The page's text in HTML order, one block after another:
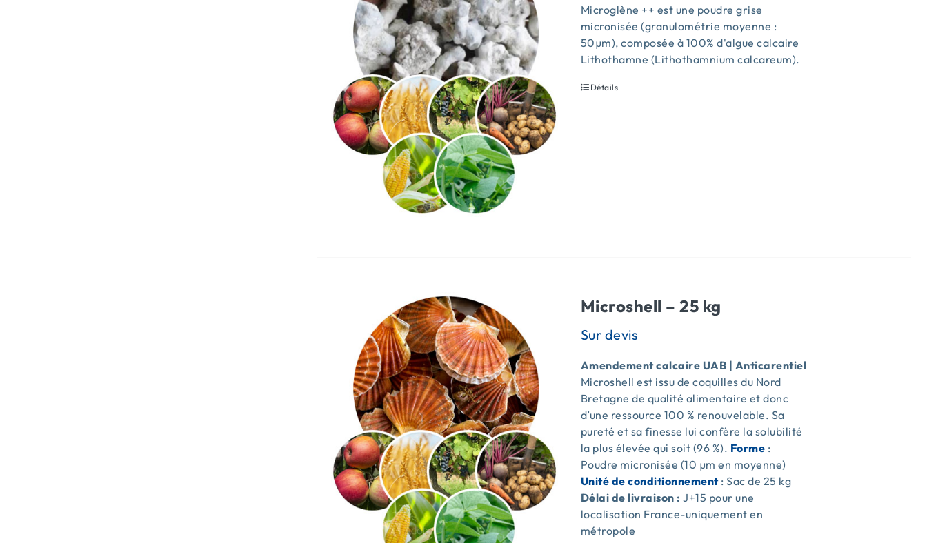
Microglène ++ est une poudre grise
micronisée (granulométrie moyenne :
50µm), composée à 100% d'algue calcaire
Lithothamne (Lithothamnium calcareum).
Détails
Microshell – 25 kg
Amendement calcaire UAB | Anticarentiel
Microshell est issu de coquilles du Nord
Bretagne de qualité alimentaire et donc
d’une ressource 100 % renouvelable. Sa
pureté et sa finesse lui confère la solubilité
la plus élevée qui soit (96 %). Forme :
Poudre micronisée (10 µm en moyenne)
Unité de conditionnement: Sac de 25 kg
Délai de livraison : J+15 pour une
localisation France-uniquement en
métropole